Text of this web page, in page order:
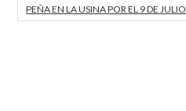
PEÑA EN LA USINA POR EL 9 DE JULIO